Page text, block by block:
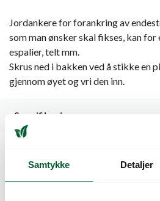
Samtykke Detaljer
Jordankere for forankring av
som man ønsker skal fikses, kan
espalier, telt mm.
Skrus ned i bakken ved å stikke en
gjennom øyet og vri den inn.
Spesifikasjoner
Kunder så også på